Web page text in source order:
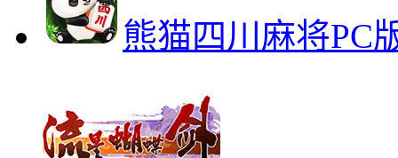
熊猫四川麻将PC